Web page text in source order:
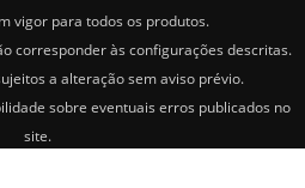
vigor para todos os produtos.
corresponder às configurações descritas.
a alteração sem aviso prévio.
sobre eventuais erros publicados no
site.